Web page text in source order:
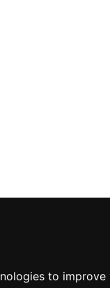
to